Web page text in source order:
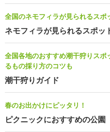
全国のネモフィラが見られるスポ
ネモフィラが見られるスポッ
全国各地のおすすめ潮干狩りス
るもの採り方のコツも
潮干狩りガイド
春のお出かけにピッタリ！
ピクニックにおすすめの公園